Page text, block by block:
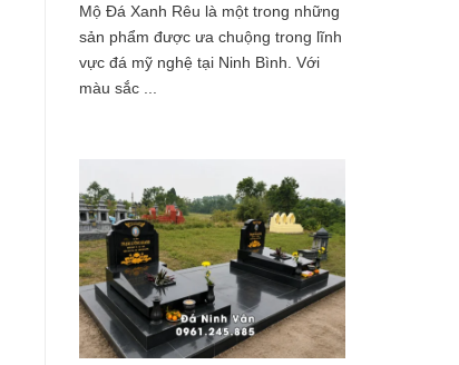
Mộ Đá Xanh Rêu là một trong những
sản phẩm được ưa chuộng trong lĩnh
vực đá mỹ nghệ tại Ninh Bình. Với
màu sắc ...